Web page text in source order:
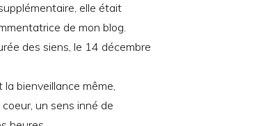
elle était
de mon blog.
des siens, le 14 décembre
bienveillance même,
un sens inné de